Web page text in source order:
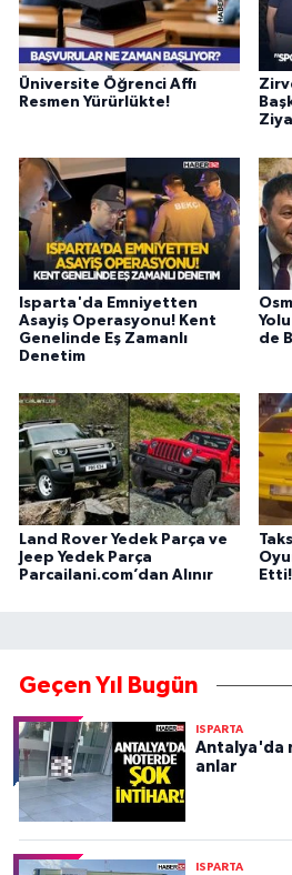
Üniversite Öğrenci Affı
Resmen Yürürlükte!
Isparta'da Emniyetten
Asayiş Operasyonu! Kent
Genelinde Eş Zamanlı
Denetim
de
Land Rover Yedek Parça ve
Jeep Yedek Parça
Parcailani.com’dan Alınır
Etti!
Geçen Yıl Bugün
ISPARTA
Antalya'da
anlar
ISPARTA